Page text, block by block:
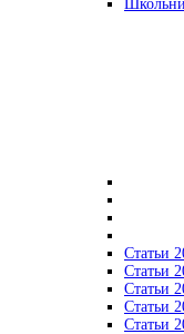
Статьи
Статьи
Статьи
Статьи
Статьи